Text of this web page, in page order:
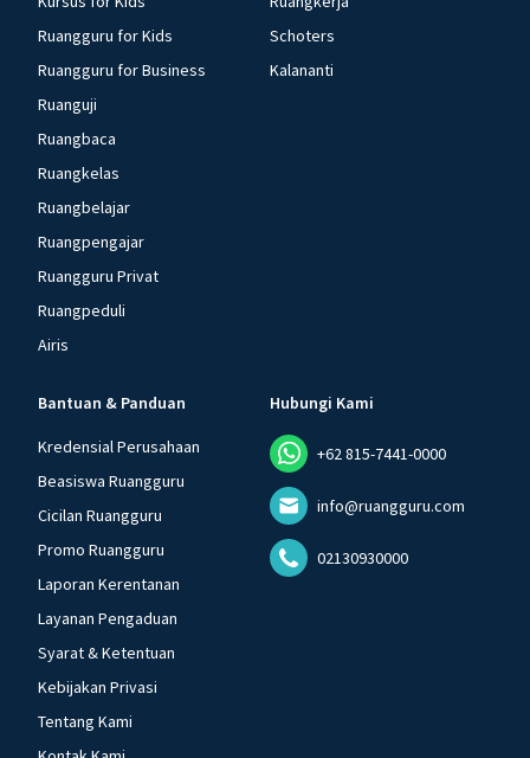
Ruangguru for Kids
Ruangguru for Business
Ruanguji
Ruangbaca
Ruangkelas
Ruangbelajar
Ruangpengajar
Ruangguru Privat
Ruangpeduli
Airis
Schoters
Kalananti
Bantuan & Panduan
Kredensial Perusahaan
Beasiswa Ruangguru
Cicilan Ruangguru
Promo Ruangguru
Laporan Kerentanan
Layanan Pengaduan
Syarat & Ketentuan
Kebijakan Privasi
Tentang Kami
Hubungi Kami
+62 815-7441-0000
info@ruangguru.com
02130930000